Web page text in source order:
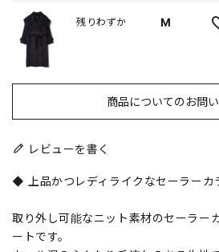
M
残りわずか
商品についてのお問
レビューを書く
◆ 上品かつレディライクなセーラー
取り外し可能なニット素材のセーラー
ートです。